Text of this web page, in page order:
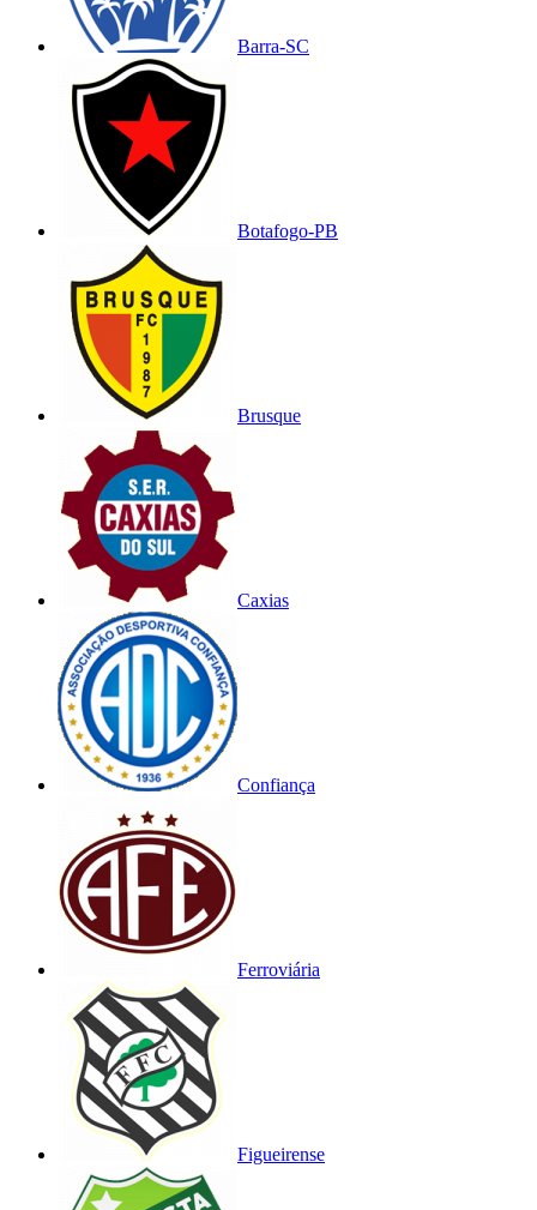
Barra-SC
Botafogo-PB
Brusque
Caxias
Confiança
Ferroviária
Figueirense